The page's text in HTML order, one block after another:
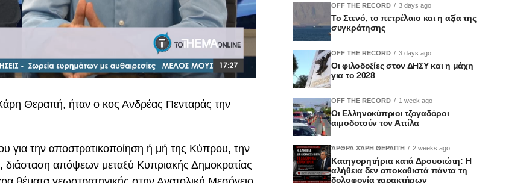
Θεραπή, ήταν ο κος Ανδρέας Πενταράς την
για την αποστρατικοποίηση ή μή της Κύπρου, την
διάσταση απόψεων μεταξύ Κυπριακής Δημοκρατίας
OFF THE RECORD 3 days ago
Το Στενό, το πετρέλαιο και η αξία της
συγκράτησης
OFF THE RECORD 3 days ago
Οι φιλοδοξίες στον ΔΗΣΥ και η μάχη
για το 2028
OFF THE RECORD 1 week ago
Οι Ελληνοκύπριοι τζογαδόροι
αιμοδοτούν τον Αττίλα
ΆΡΘΡΑ ΧΆΡΗ ΘΕΡΑΠΉ 2 weeks ago
Κατηγορητήρια κατά Δρουσιώτη: Η
αλήθεια δεν αποκαθιστά πάντα τη
δολοφονία χαρακτήρων